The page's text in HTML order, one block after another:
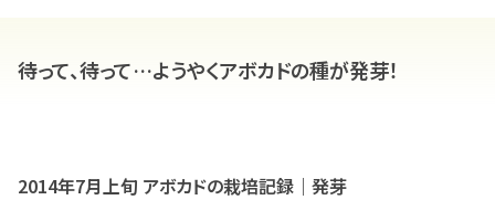
待って、待って…ようやくアボカドの種が発芽！
2014年7月上旬 アボカドの栽培記録｜発芽